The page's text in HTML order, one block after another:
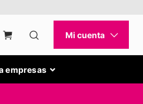
empresas